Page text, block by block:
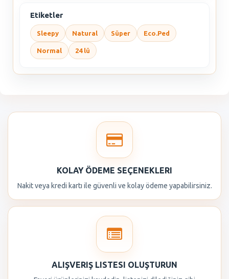
Etiketler
Sleepy Natural Süper Eco.Ped
Normal 24 lü
KOLAY ÖDEME SEÇENEKLERI
Nakit veya kredi kartı ile güvenli ve kolay ödeme yapabilirsiniz.
ALIŞVERIŞ LISTESI OLUŞTURUN